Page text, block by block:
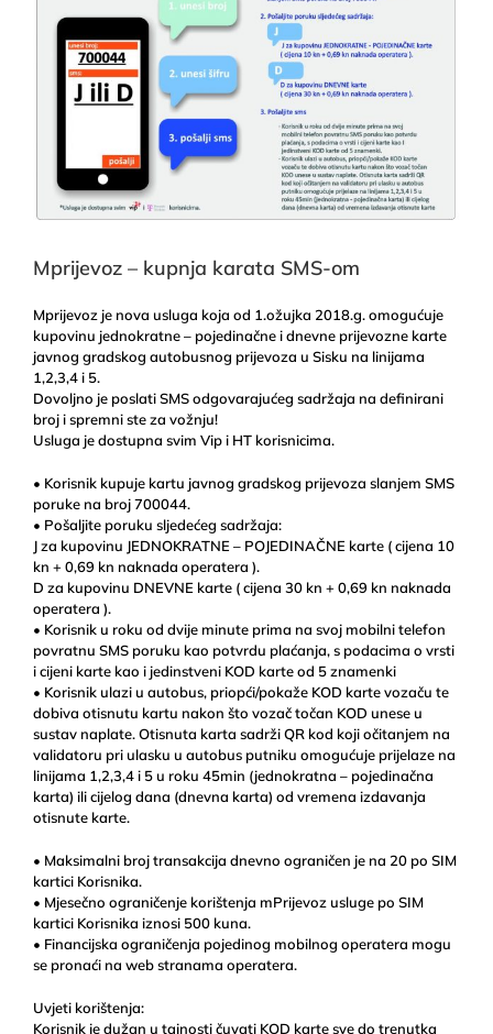
Mprijevoz – kupnja karata SMS-om
Mprijevoz je nova usluga koja od 1.ožujka 2018.g. omogućuje
kupovinu jednokratne – pojedinačne i dnevne prijevozne karte
javnog gradskog autobusnog prijevoza u Sisku na linijama
1,2,3,4 i 5.
Dovoljno je poslati SMS odgovarajućeg sadržaja na definirani
broj i spremni ste za vožnju!
Usluga je dostupna svim Vip i HT korisnicima.
• Korisnik kupuje kartu javnog gradskog prijevoza slanjem SMS
poruke na broj 700044.
• Pošaljite poruku sljedećeg sadržaja:
J za kupovinu JEDNOKRATNE – POJEDINAČNE karte ( cijena 10
kn + 0,69 kn naknada operatera ).
D za kupovinu DNEVNE karte ( cijena 30 kn + 0,69 kn naknada
operatera ).
• Korisnik u roku od dvije minute prima na svoj mobilni telefon
povratnu SMS poruku kao potvrdu plaćanja, s podacima o vrsti
i cijeni karte kao i jedinstveni KOD karte od 5 znamenki
• Korisnik ulazi u autobus, priopći/pokaže KOD karte vozaču te
dobiva otisnutu kartu nakon što vozač točan KOD unese u
sustav naplate. Otisnuta karta sadrži QR kod koji očitanjem na
validatoru pri ulasku u autobus putniku omogućuje prijelaze na
linijama 1,2,3,4 i 5 u roku 45min (jednokratna – pojedinačna
karta) ili cijelog dana (dnevna karta) od vremena izdavanja
otisnute karte.
• Maksimalni broj transakcija dnevno ograničen je na 20 po SIM
kartici Korisnika.
• Mjesečno ograničenje korištenja mPrijevoz usluge po SIM
kartici Korisnika iznosi 500 kuna.
• Financijska ograničenja pojedinog mobilnog operatera mogu
se pronaći na web stranama operatera.
Uvjeti korištenja:
Korisnik je dužan u tajnosti čuvati KOD karte sve do trenutka